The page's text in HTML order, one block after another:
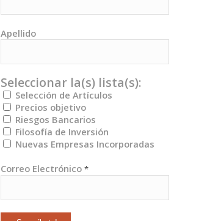
Apellido
Seleccionar la(s) lista(s):
Selección de Artículos
Precios objetivo
Riesgos Bancarios
Filosofía de Inversión
Nuevas Empresas Incorporadas
Correo Electrónico*